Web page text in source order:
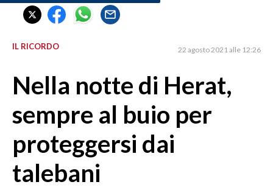
CAGLIARI
SULCIS IGLESIENTE
ORISTANO E PROVINCIA
GALLURA
NUORO E PROVINCIA
OGLIASTRA
AGENDA
IL RICORDO 22 agosto 2021 alle 12:26
Nella notte di Herat,
sempre al buio per
proteggersi dai
talebani